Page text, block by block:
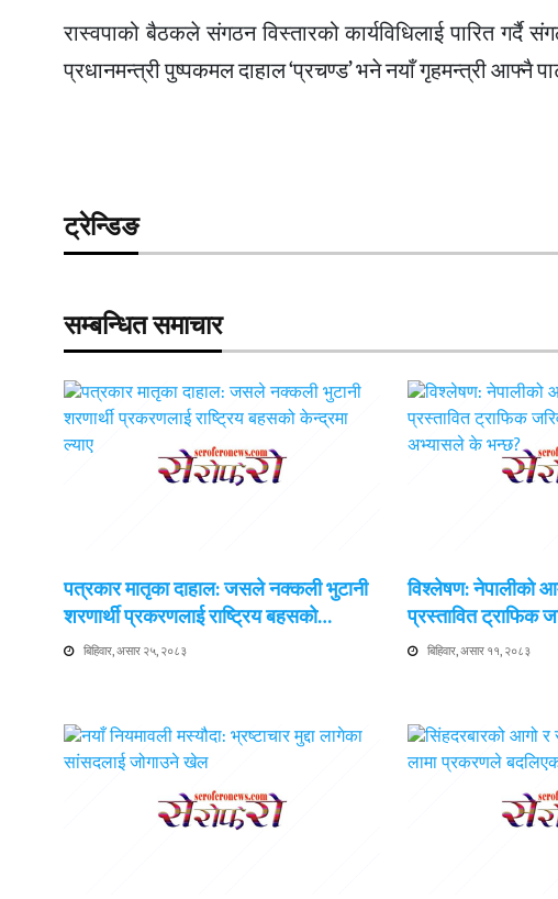
रास्वपाको बैठकले संगठन विस्तारको कार्यविधिलाई पारित गर्दै
प्रधानमन्त्री पुष्पकमल दाहाल ‘प्रचण्ड’ भने नयाँ गृहमन्त्री आफ्नै
ट्रेन्डिङ
सम्बन्धित समाचार
पत्रकार मातृका दाहाल: जसले नक्कली भुटानी
शरणार्थी प्रकरणलाई राष्ट्रिय बहसको…
बिहिवार, असार २५, २०८३
विश्लेषण: नेपालीको
प्रस्तावित ट्राफिक
बिहिवार, असार ११, २०८३